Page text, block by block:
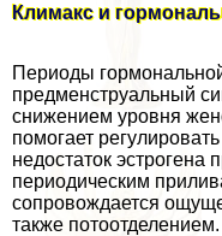
Климакс и
Периоды
предмeнcтpуальный
снижением уровня
помогает
недостаток эстрогена
периодическим
сопровождается
также потоотделением.